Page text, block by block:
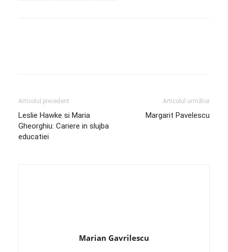
Articolul precedent
Leslie Hawke si Maria
Gheorghiu: Cariere in slujba
educatiei
Articolul următor
Margarit Pavelescu
Marian Gavrilescu